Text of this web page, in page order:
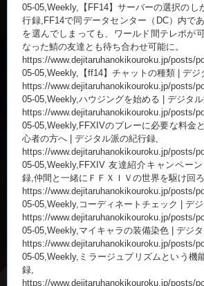
05-05,Weekly,【FF14】サーバーの選択のし
行録,FF14で同データセンター（DC）内で
を選んでしまっても、ワールド間テレポが
なった鯖の友達とも待ち合わせ可能に。
https://www.dejitaruhanokikouroku.jp/posts/
05-05,Weekly,【ff14】チャットの種類 | デジ
https://www.dejitaruhanokikouroku.jp/posts/
05-05,Weekly,ハウジングを始める | デジタ
https://www.dejitaruhanokikouroku.jp/posts/
05-05,Weekly,FFXIVのプレーに必要な料金
心者の方へ | デジタル派の紀行録,
https://www.dejitaruhanokikouroku.jp/posts/
05-05,Weekly,FFXIV 友達紹介キャンペー
録,仲間と一緒にＦＦＸＩＶの世界を駆け回
https://www.dejitaruhanokikouroku.jp/posts/
05-05,Weekly,コーディネートチェック | デ
https://www.dejitaruhanokikouroku.jp/posts/
05-05,Weekly,マイキャラの装備染色 | デジ
https://www.dejitaruhanokikouroku.jp/posts/
05-05,Weekly,ミラージュプリズムという機
録,
https://www.dejitaruhanokikouroku.jp/posts/